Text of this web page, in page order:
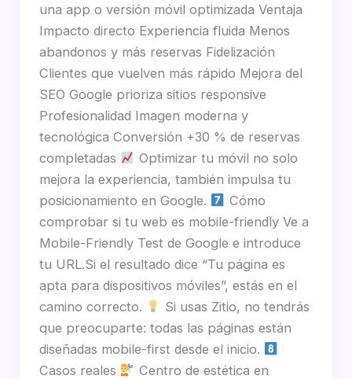
una app o versión móvil optimizada Ventaja
Impacto directo Experiencia fluida Menos
abandonos y más reservas Fidelización
Clientes que vuelven más rápido Mejora del
SEO Google prioriza sitios responsive
Profesionalidad Imagen moderna y
tecnológica Conversión +30 % de reservas
completadas
Optimizar tu móvil no solo
mejora la experiencia, también impulsa tu
posicionamiento en Google.
Cómo
comprobar si tu web es mobile-friendly Ve a
Mobile-Friendly Test de Google e introduce
tu URL.Si el resultado dice “Tu página es
apta para dispositivos móviles”, estás en el
camino correcto.
Si usas Zitio, no tendrás
que preocuparte: todas las páginas están
diseñadas mobile-first desde el inicio.
Casos reales
Centro de estética en